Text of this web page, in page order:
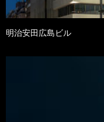
明治安田広島ビル